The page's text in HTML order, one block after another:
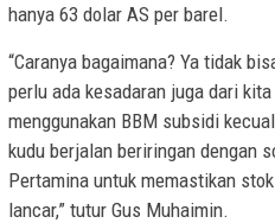
hanya 63 dolar AS per barel.
“Caranya bagaimana? Ya tidak
perlu ada kesadaran juga dari
menggunakan BBM subsidi
kudu berjalan beriringan dengan
Pertamina untuk memastikan
lancar,” tutur Gus Muhaimin.